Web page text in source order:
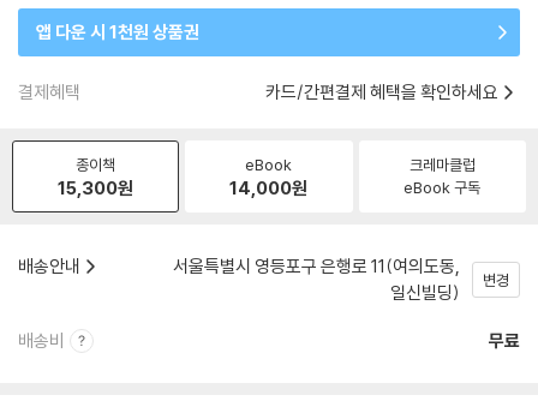
앱 다운 시 1천원 상품권
결제혜택 카드/간편결제 혜택을 확인하세요
종이책
15,300원
eBook
14,000원
크레마클럽
eBook 구독
배송안내
서울특별시 영등포구 은행로 11(여의도동,
일신빌딩)
변경
배송비 무료